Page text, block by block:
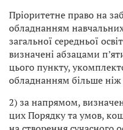
Пріоритетне право на
обладнанням
загальної середньої
визначені абзацами
цього пункту,
обладнанням більше ніж
2) за напрямом,
цих Порядку та умов,